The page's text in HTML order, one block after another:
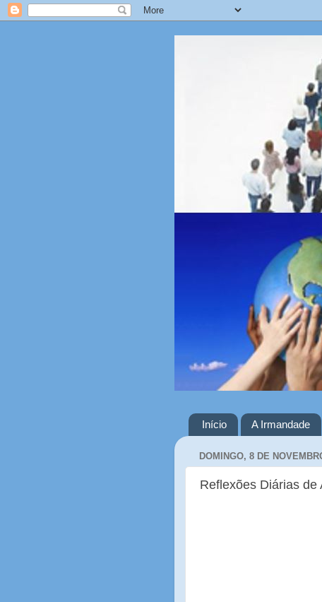
Início A Irmandade
DOMINGO, 8 DE
Reflexões Diárias de